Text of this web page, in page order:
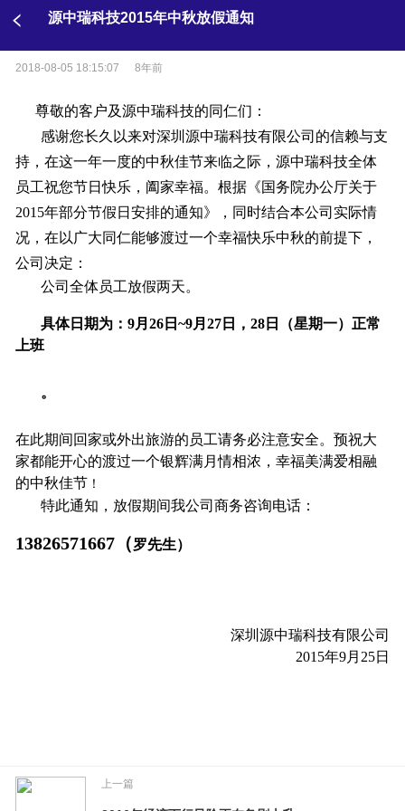
源中瑞科技2015年中秋放假通知
2018-08-05 18:15:07 8年前
尊敬的客户及源中瑞科技的同仁们：
感谢您长久以来对深圳源中瑞科技有限公司的信赖与支
持，在这一年一度的中秋佳节来临之际，源中瑞科技全体
员工祝您节日快乐，阖家幸福。根据《国务院办公厅关于
2015年部分节假日安排的通知》，同时结合本公司实际情
况， 在以广大同仁能够渡过一个幸福快乐中秋的前提下，
公司决定 ：
公司全体员工放假两天。
具体日期为：9月26日~9月27日，28日（星期一）正常
上班
。
在此期间回家或外出旅游的员工请务必注意安全。预祝大
家都能开心的渡过一个银辉满月情相浓，幸福美满爱相融
的中秋佳节 ！
特此通知，放假期间我公司商务咨询电话：
13826571667（罗先生）
深圳源中瑞科技有限公司
2015年9月 25日
上一篇